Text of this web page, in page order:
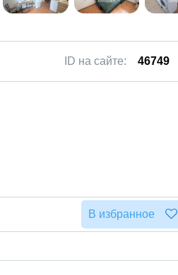
46749
ID на сайте:
В избранное